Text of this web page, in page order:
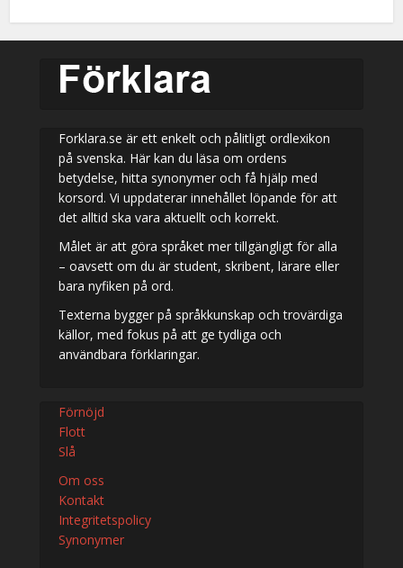
Forklara.se är ett enkelt och pålitligt ordlexikon
på svenska. Här kan du läsa om ordens
betydelse, hitta synonymer och få hjälp med
korsord. Vi uppdaterar innehållet löpande för att
det alltid ska vara aktuellt och korrekt.
Målet är att göra språket mer tillgängligt för alla
– oavsett om du är student, skribent, lärare eller
bara nyfiken på ord.
Texterna bygger på språkkunskap och trovärdiga
källor, med fokus på att ge tydliga och
användbara förklaringar.
Förnöjd
Flott
Slå
Om oss
Kontakt
Integritetspolicy
Synonymer